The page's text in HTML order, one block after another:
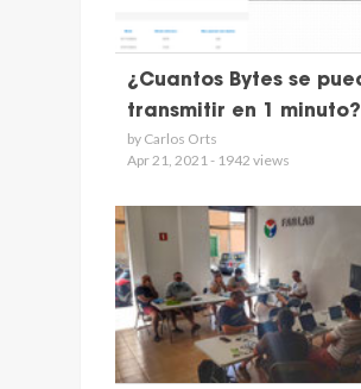
¿Cuantos Bytes se
transmitir en 1 minuto?
by Carlos Orts
Apr 21, 2021 - 1942 views